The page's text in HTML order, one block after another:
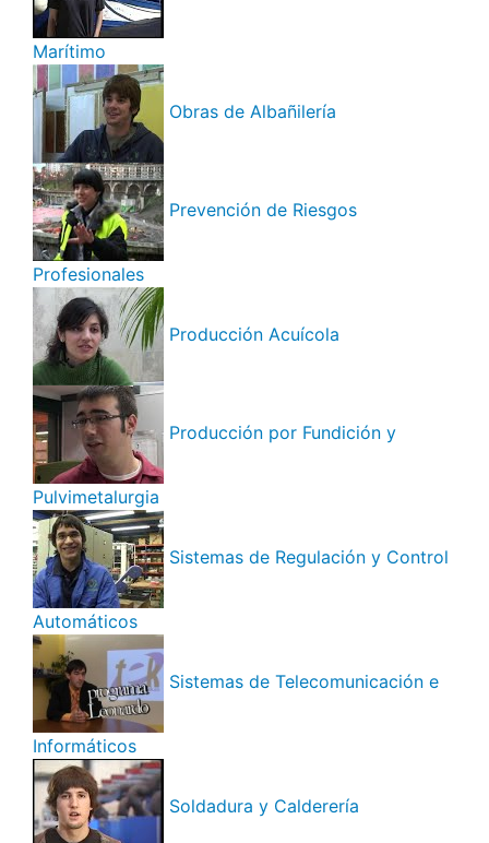
Marítimo
Obras de Albañilería
Prevención de Riesgos
Profesionales
Producción Acuícola
Producción por Fundición y
Pulvimetalurgia
Sistemas de Regulación y Control
Automáticos
Sistemas de Telecomunicación e
Informáticos
Soldadura y Calderería